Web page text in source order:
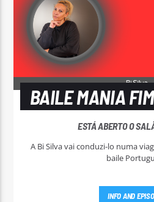
BAILE MANIA
ESTÁ ABERTO O
A Bi Silva vai conduzi-lo numa
baile
INFO AND